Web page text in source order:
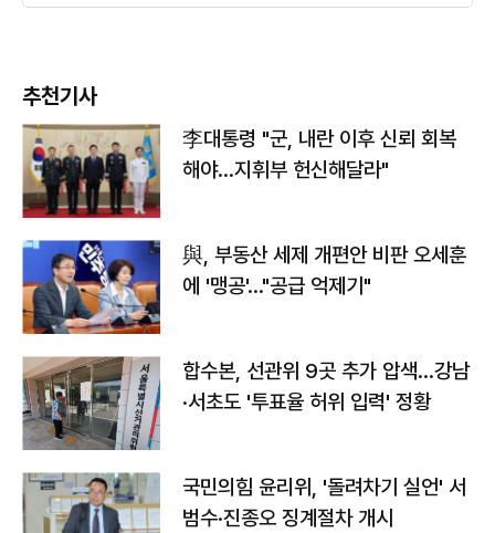
추천기사
李대통령 "군, 내란 이후 신뢰 회복
해야…지휘부 헌신해달라"
與, 부동산 세제 개편안 비판 오세훈
에 '맹공'…"공급 억제기"
합수본, 선관위 9곳 추가 압색…강남
·서초도 '투표율 허위 입력' 정황
국민의힘 윤리위, '돌려차기 실언' 서
범수·진종오 징계절차 개시